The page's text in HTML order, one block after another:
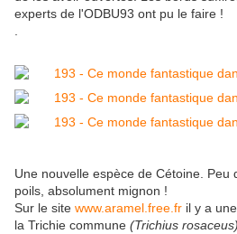
experts de l'ODBU93 ont pu le faire !
Une nouvelle espèce de Cétoine. Peu
poils, absolument mignon !
Sur le site www.aramel.free.fr il y a
la Trichie commune (Trichius rosaceus)